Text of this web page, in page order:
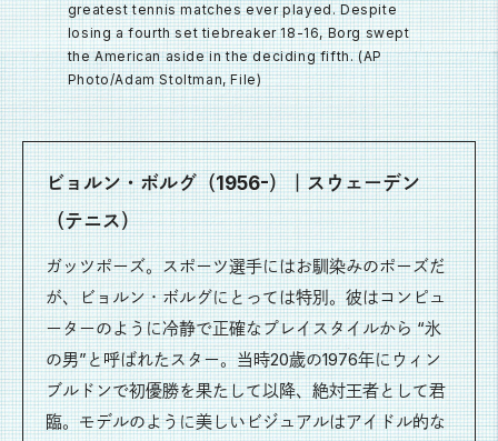
greatest tennis matches ever played. Despite
losing a fourth set tiebreaker 18-16, Borg swept
the American aside in the deciding fifth. (AP
Photo/Adam Stoltman, File)
ビョルン・ボルグ（1956-）｜スウェーデン
（テニス）
ガッツポーズ。スポーツ選手にはお馴染みのポーズだ
が、ビョルン・ボルグにとっては特別。彼はコンピュ
ーターのように冷静で正確なプレイスタイルから “氷
の男”と呼ばれたスター。当時20歳の1976年にウィン
ブルドンで初優勝を果たして以降、絶対王者として君
臨。モデルのように美しいビジュアルはアイドル的な